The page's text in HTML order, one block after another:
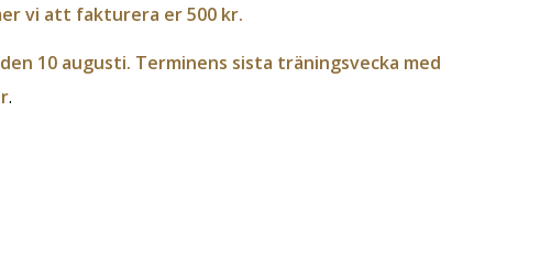
vi att fakturera er 500 kr.
10 augusti. Terminens sista träningsvecka med
.